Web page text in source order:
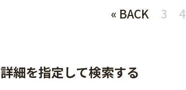
« BACK 3 4
詳細を指定して検索する